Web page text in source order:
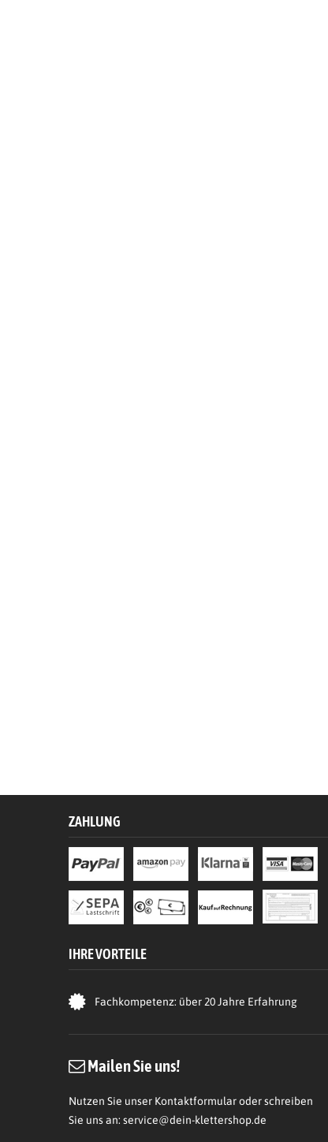
ZAHLUNG
IHRE VORTEILE
Fachkompetenz: über 20 Jahre Erfahrung
Mailen Sie uns!
Nutzen Sie unser Kontaktformular oder schreiben
Sie uns an: service@dein-klettershop.de